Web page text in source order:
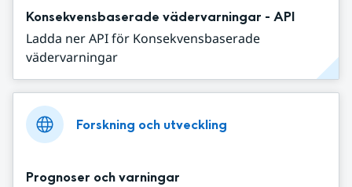
Konsekvensbaserade vädervarningar - API
Ladda ner API för Konsekvensbaserade
vädervarningar
Forskning och utveckling
Prognoser och varningar